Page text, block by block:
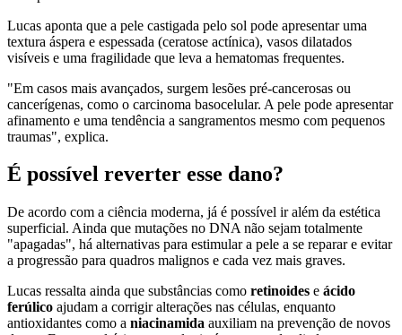
Lucas aponta que a pele castigada pelo sol pode apresentar uma
textura áspera e espessada (ceratose actínica), vasos dilatados
visíveis e uma fragilidade que leva a hematomas frequentes.
"Em casos mais avançados, surgem lesões pré-cancerosas ou
cancerígenas, como o carcinoma basocelular. A pele pode apresentar
afinamento e uma tendência a sangramentos mesmo com pequenos
traumas", explica.
É possível reverter esse dano?
De acordo com a ciência moderna, já é possível ir além da estética
superficial. Ainda que mutações no DNA não sejam totalmente
"apagadas", há alternativas para estimular a pele a se reparar e evitar
a progressão para quadros malignos e cada vez mais graves.
Lucas ressalta ainda que substâncias como retinoides e ácido
ferúlico ajudam a corrigir alterações nas células, enquanto
antioxidantes como a niacinamida auxiliam na prevenção de novos